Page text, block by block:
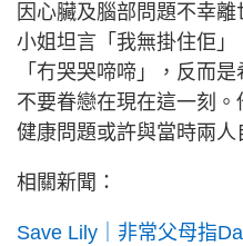
因心臟及腦部問題不幸
小姐坦言「我無掛住佢」
「冇哭哭啼啼」，反而
不要眷戀在現在這一刻
健康問題或許與當時兩人
相關新聞：
Save Lily｜非常父母指